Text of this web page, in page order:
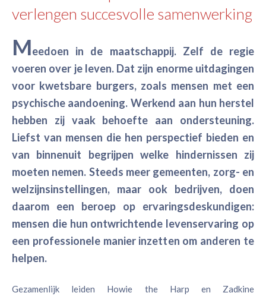
verlengen succesvolle samenwerking
Meedoen in de maatschappij. Zelf de regie
voeren over je leven. Dat zijn enorme uitdagingen
voor kwetsbare burgers, zoals mensen met een
psychische aandoening. Werkend aan hun herstel
hebben zij vaak behoefte aan ondersteuning.
Liefst van mensen die hen perspectief bieden en
van binnenuit begrijpen welke hindernissen zij
moeten nemen. Steeds meer gemeenten, zorg- en
welzijnsinstellingen, maar ook bedrijven, doen
daarom een beroep op ervaringsdeskundigen:
mensen die hun ontwrichtende levenservaring op
een professionele manier inzetten om anderen te
helpen.
Gezamenlijk leiden Howie the Harp en Zadkine